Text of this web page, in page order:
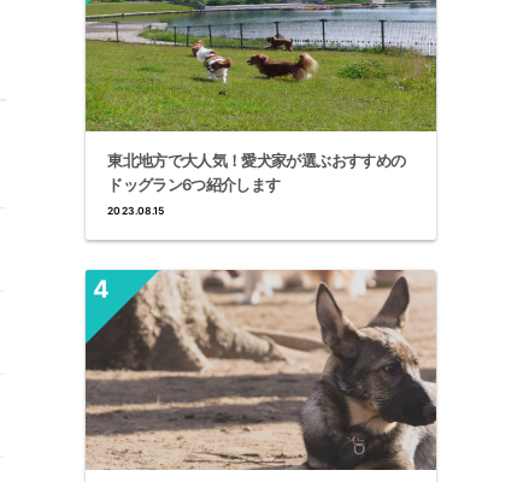
東北地方で大人気！愛犬家が選ぶおすすめの
ドッグラン6つ紹介します
2023.08.15